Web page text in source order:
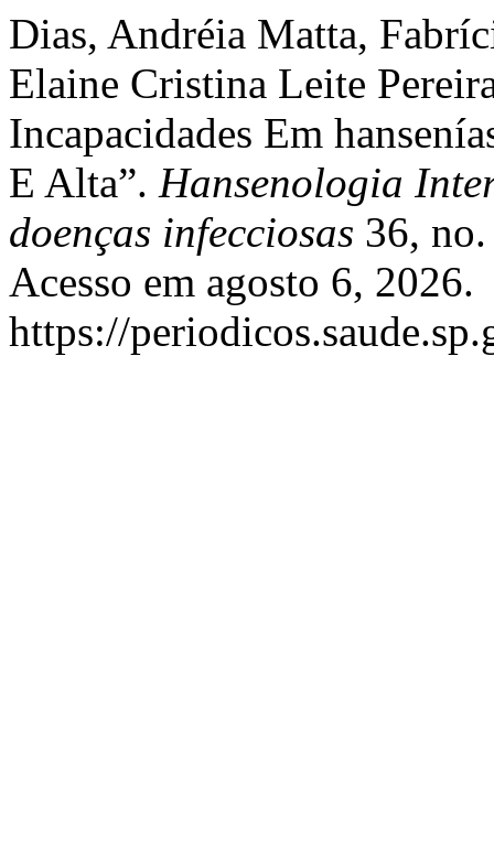
Dias, Andréia Matta,
Elaine Cristina Leite
Incapacidades Em
E Alta”. Hansenologia
doenças infecciosas 36,
Acesso em agosto 6, 2026.
https://